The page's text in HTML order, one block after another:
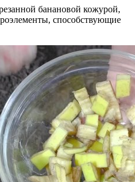
банановой кожурой,
способствующие